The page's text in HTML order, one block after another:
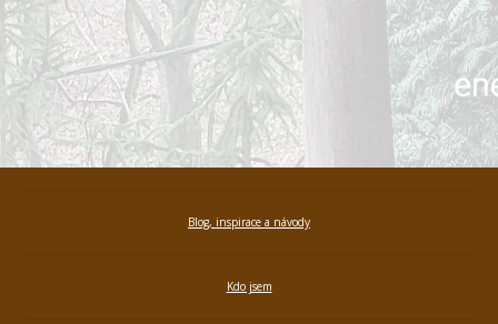
Blog, inspirace a návody
Kdo jsem